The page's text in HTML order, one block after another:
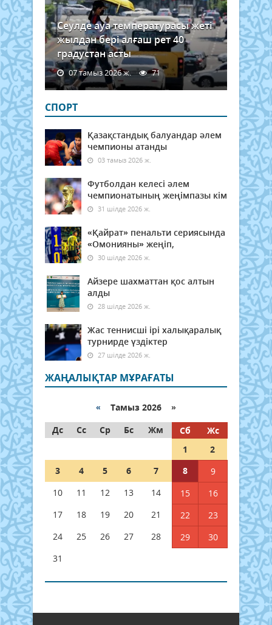
Сеулде ауа температурасы жеті
жылдан бері алғаш рет 40
градустан асты
07 тамыз 2026 ж. 71
СПОРТ
Қазақстандық балуандар әлем
чемпионы атанды
03 тамыз 2026 ж.
Футболдан келесі әлем
чемпионатының жеңімпазы кім
31 шілде 2026 ж.
«Қайрат» пенальти сериясында
«Омонияны» жеңіп,
30 шілде 2026 ж.
Айзере шахматтан қос алтын
алды
28 шілде 2026 ж.
Жас теннисші ірі халықаралық
турнирде үздіктер
27 шілде 2026 ж.
ЖАҢАЛЫҚТАР МҰРАҒАТЫ
« Тамыз 2026 »
Дс
Сс Ср Бс Жм Сб
Жс
1
2
3
4 5 6 7 8
9
10
11 12 13 14 15
16
17
18 19 20 21 22
23
24
25 26 27 28 29
30
31